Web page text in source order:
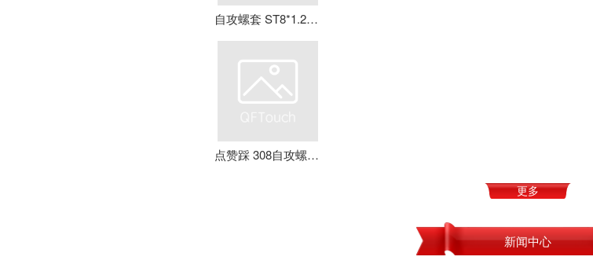
自攻螺套 ST8*1.25*16 钢丝螺套 牙套 护套 元亨机械
点赞踩 308自攻螺套 元亨机械 铝合金 不锈钢 可定制 加强螺纹
更多
新闻中心